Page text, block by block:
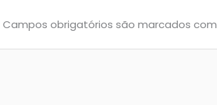
Campos obrigatórios são marcados com